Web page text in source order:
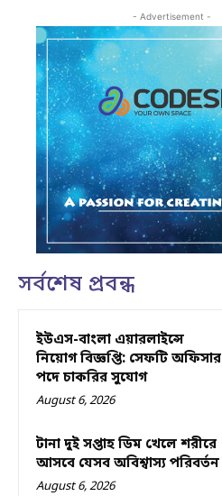
- Advertisement -
সর্বশেষ প্রবন্ধ
ইউএস-বাংলা এয়ারলাইন্সে
নিয়োগ বিজ্ঞপ্তি: সেফটি অফিসার
পদে চাকরির সুযোগ
August 6, 2026
টানা দুই সপ্তাহ ডিম খেলে শরীরে
আসবে যেসব অবিশ্বাস্য পরিবর্তন
August 6, 2026